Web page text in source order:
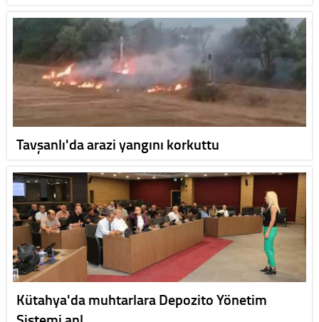
Tavşanlı'da arazi yangını korkuttu
Kütahya'da muhtarlara Depozito Yönetim